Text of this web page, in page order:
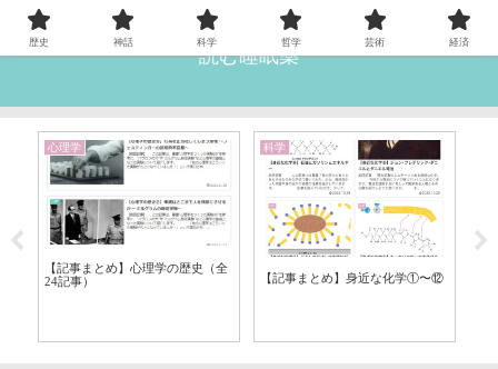
読む睡眠薬
心理学
【記事まとめ】心理学の歴史（全
24記事）
科学
【記事まとめ】身近な化学①〜⑫
歴史 神話 科学 哲学 芸術 経済